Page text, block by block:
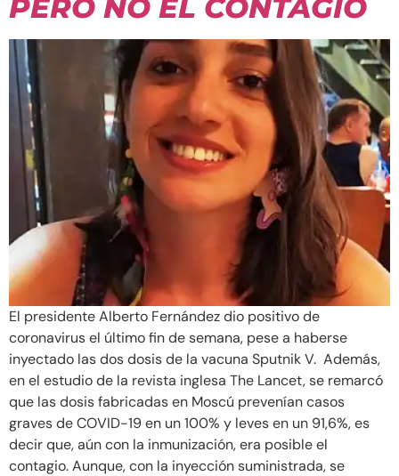
PERO NO EL CONTAGIO
El presidente Alberto Fernández dio positivo de
coronavirus el último fin de semana, pese a haberse
inyectado las dos dosis de la vacuna Sputnik V. Además,
en el estudio de la revista inglesa The Lancet, se remarcó
que las dosis fabricadas en Moscú prevenían casos
graves de COVID-19 en un 100% y leves en un 91,6%, es
decir que, aún con la inmunización, era posible el
contagio. Aunque, con la inyección suministrada, se